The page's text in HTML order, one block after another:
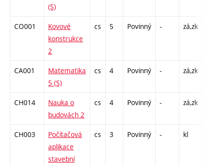
(S)
CO001
Kovové
konstrukce
2
cs 5 Povinný - zá,zk
CA001
Matematika
5 (S)
cs 4 Povinný - zá,zk
CH014
Nauka o
budovách 2
cs 4 Povinný - zá,zk
CH003
Počítačová
aplikace
stavební
cs 3 Povinný - kl